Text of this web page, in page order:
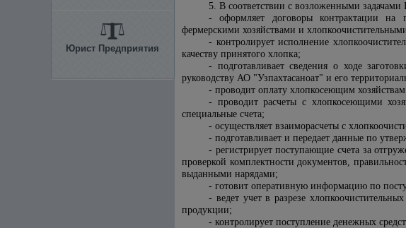
Юрист Предприятия
5. В соответствии с возложенными
- оформляет договоры контрактации на
фермерскими хозяйствами и
- контролирует исполнение
качеству принятого хлопка;
- подготавливает сведения о ходе
руководству АО "Узпахтасаноат" и его
- проводит оплату хлопкосеющим
- проводит расчеты с хлопкосеющими
специальные счета;
- осуществляет взаиморасчеты с
- подготавливает и передает данные по
- регистрирует поступающие счета за
проверкой комплектности документов,
выданными нарядами;
- готовит оперативную информацию по
- ведет учет в разрезе
продукции;
- контролирует поступление денежных